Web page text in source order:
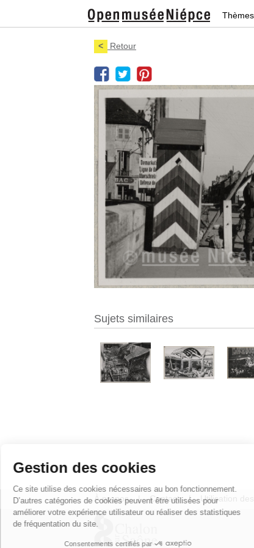
Thèmes
< Retour
Sujets similaires
À propos | Contact | Utilisation
Gestion des cookies
Ce site utilise des cookies nécessaires au bon fonctionnement.
D’autres catégories de cookies peuvent être utilisées pour
améliorer votre expérience utilisateur ou réaliser des statistiques
de fréquentation du site.
Consentements certifiés par